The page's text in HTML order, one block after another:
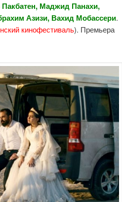
Пакбатен, Маджид Панахи,
Азизи, Вахид Мобассери.
кинофестиваль). Премьера